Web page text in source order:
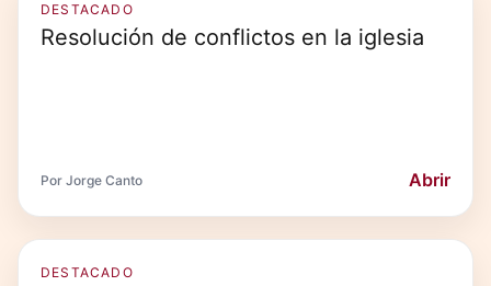
DESTACADO
Resolución de conflictos en la iglesia
Por Jorge Canto Abrir
DESTACADO